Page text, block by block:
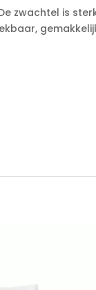
zwachtel is